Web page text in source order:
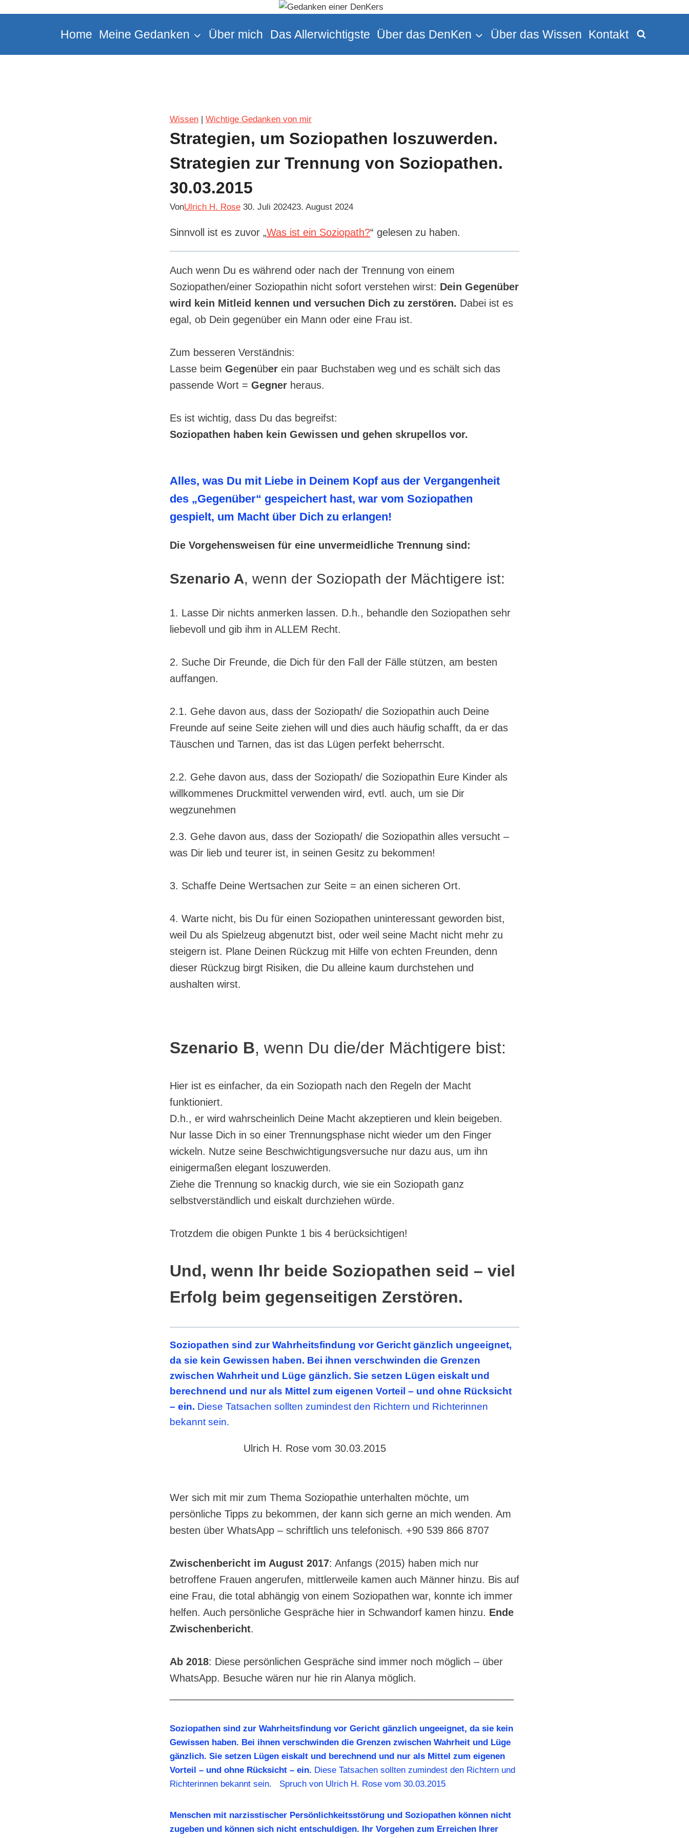
Home Meine Gedanken Über mich Das Allerwichtigste Über das DenKen Über das Wissen Kontakt
Wissen | Wichtige Gedanken von mir
Strategien, um Soziopathen loszuwerden.
Strategien zur Trennung von Soziopathen.
30.03.2015
VonUlrich H. Rose 30. Juli 202423. August 2024
Sinnvoll ist es zuvor „Was ist ein Soziopath?“ gelesen zu haben.
Auch wenn Du es während oder nach der Trennung von einem
Soziopathen/einer Soziopathin nicht sofort verstehen wirst: Dein Gegenüber
wird kein Mitleid kennen und versuchen Dich zu zerstören. Dabei ist es
egal, ob Dein gegenüber ein Mann oder eine Frau ist.
Zum besseren Verständnis:
Lasse beim Gegenüber ein paar Buchstaben weg und es schält sich das
passende Wort = Gegner heraus.
Es ist wichtig, dass Du das begreifst:
Soziopathen haben kein Gewissen und gehen skrupellos vor.
Alles, was Du mit Liebe in Deinem Kopf aus der Vergangenheit
des „Gegenüber“ gespeichert hast, war vom Soziopathen
gespielt, um Macht über Dich zu erlangen!
Die Vorgehensweisen für eine unvermeidliche Trennung sind:
Szenario A, wenn der Soziopath der Mächtigere ist:
1. Lasse Dir nichts anmerken lassen. D.h., behandle den Soziopathen sehr
liebevoll und gib ihm in ALLEM Recht.
2. Suche Dir Freunde, die Dich für den Fall der Fälle stützen, am besten
auffangen.
2.1. Gehe davon aus, dass der Soziopath/ die Soziopathin auch Deine
Freunde auf seine Seite ziehen will und dies auch häufig schafft, da er das
Täuschen und Tarnen, das ist das Lügen perfekt beherrscht.
2.2. Gehe davon aus, dass der Soziopath/ die Soziopathin Eure Kinder als
willkommenes Druckmittel verwenden wird, evtl. auch, um sie Dir
wegzunehmen
2.3. Gehe davon aus, dass der Soziopath/ die Soziopathin alles versucht –
was Dir lieb und teurer ist, in seinen Gesitz zu bekommen!
3. Schaffe Deine Wertsachen zur Seite = an einen sicheren Ort.
4. Warte nicht, bis Du für einen Soziopathen uninteressant geworden bist,
weil Du als Spielzeug abgenutzt bist, oder weil seine Macht nicht mehr zu
steigern ist. Plane Deinen Rückzug mit Hilfe von echten Freunden, denn
dieser Rückzug birgt Risiken, die Du alleine kaum durchstehen und
aushalten wirst.
Szenario B, wenn Du die/der Mächtigere bist:
Hier ist es einfacher, da ein Soziopath nach den Regeln der Macht
funktioniert.
D.h., er wird wahrscheinlich Deine Macht akzeptieren und klein beigeben.
Nur lasse Dich in so einer Trennungsphase nicht wieder um den Finger
wickeln. Nutze seine Beschwichtigungsversuche nur dazu aus, um ihn
einigermaßen elegant loszuwerden.
Ziehe die Trennung so knackig durch, wie sie ein Soziopath ganz
selbstverständlich und eiskalt durchziehen würde.
Trotzdem die obigen Punkte 1 bis 4 berücksichtigen!
Und, wenn Ihr beide Soziopathen seid – viel
Erfolg beim gegenseitigen Zerstören.
Soziopathen sind zur Wahrheitsfindung vor Gericht gänzlich ungeeignet,
da sie kein Gewissen haben. Bei ihnen verschwinden die Grenzen
zwischen Wahrheit und Lüge gänzlich. Sie setzen Lügen eiskalt und
berechnend und nur als Mittel zum eigenen Vorteil – und ohne Rücksicht
– ein. Diese Tatsachen sollten zumindest den Richtern und Richterinnen
bekannt sein.
Ulrich H. Rose vom 30.03.2015
Wer sich mit mir zum Thema Soziopathie unterhalten möchte, um
persönliche Tipps zu bekommen, der kann sich gerne an mich wenden. Am
besten über WhatsApp – schriftlich uns telefonisch. +90 539 866 8707
Zwischenbericht im August 2017: Anfangs (2015) haben mich nur
betroffene Frauen angerufen, mittlerweile kamen auch Männer hinzu. Bis auf
eine Frau, die total abhängig von einem Soziopathen war, konnte ich immer
helfen. Auch persönliche Gespräche hier in Schwandorf kamen hinzu. Ende
Zwischenbericht.
Ab 2018: Diese persönlichen Gespräche sind immer noch möglich – über
WhatsApp. Besuche wären nur hie rin Alanya möglich.
Soziopathen sind zur Wahrheitsfindung vor Gericht gänzlich ungeeignet, da sie kein
Gewissen haben. Bei ihnen verschwinden die Grenzen zwischen Wahrheit und Lüge
gänzlich. Sie setzen Lügen eiskalt und berechnend und nur als Mittel zum eigenen
Vorteil – und ohne Rücksicht – ein. Diese Tatsachen sollten zumindest den Richtern und
Richterinnen bekannt sein. Spruch von Ulrich H. Rose vom 30.03.2015
Menschen mit narzisstischer Persönlichkeitsstörung und Soziopathen können nicht
zugeben und können sich nicht entschuldigen. Ihr Vorgehen zum Erreichen Ihrer